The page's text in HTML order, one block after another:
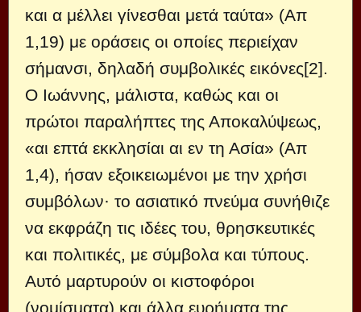
και α μέλλει γίνεσθαι μετά ταύτα» (Απ
1,19) με οράσεις οι οποίες περιείχαν
σήμανσι, δηλαδή συμβολικές εικόνες[2].
Ο Ιωάννης, μάλιστα, καθώς και οι
πρώτοι παραλήπτες της Αποκαλύψεως,
«αι επτά εκκλησίαι αι εν τη Ασία» (Απ
1,4), ήσαν εξοικειωμένοι με την χρήσι
συμβόλων· το ασιατικό πνεύμα συνήθιζε
να εκφράζη τις ιδέες του, θρησκευτικές
και πολιτικές, με σύμβολα και τύπους.
Αυτό μαρτυρούν οι κιστοφόροι
(νομίσματα) και άλλα ευρήματα της